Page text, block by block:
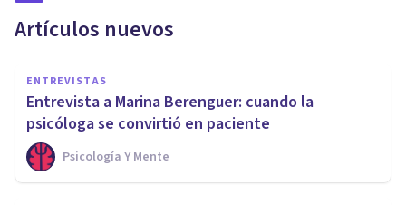
Artículos nuevos
ENTREVISTAS
Entrevista a Marina Berenguer: cuando la
psicóloga se convirtió en paciente
Psicología Y Mente